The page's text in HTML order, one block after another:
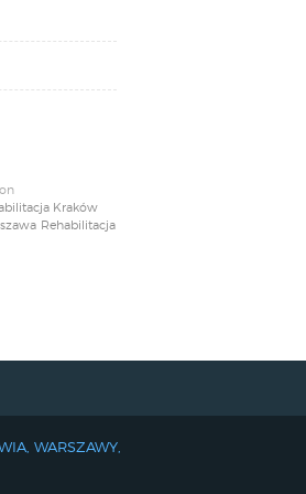
Kraków
Rehabilitacja
WARSZAWY,